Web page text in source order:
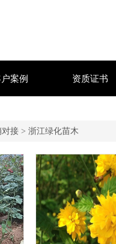
案例 资质证书
对接 > 浙江绿化苗木